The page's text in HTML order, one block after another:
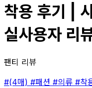
착용 후기 |
실사용자 리
팬티 리뷰
#(4매) #패션 #의류 #착